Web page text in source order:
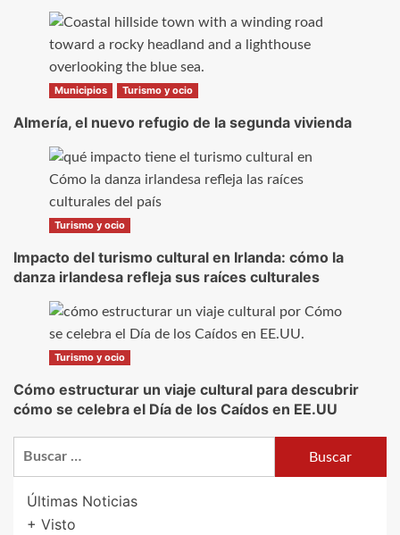
Municipios Turismo y ocio
Almería, el nuevo refugio de la segunda vivienda
Turismo y ocio
Impacto del turismo cultural en Irlanda: cómo la
danza irlandesa refleja sus raíces culturales
Turismo y ocio
Cómo estructurar un viaje cultural para descubrir
cómo se celebra el Día de los Caídos en EE.UU
Últimas Noticias
+ Visto